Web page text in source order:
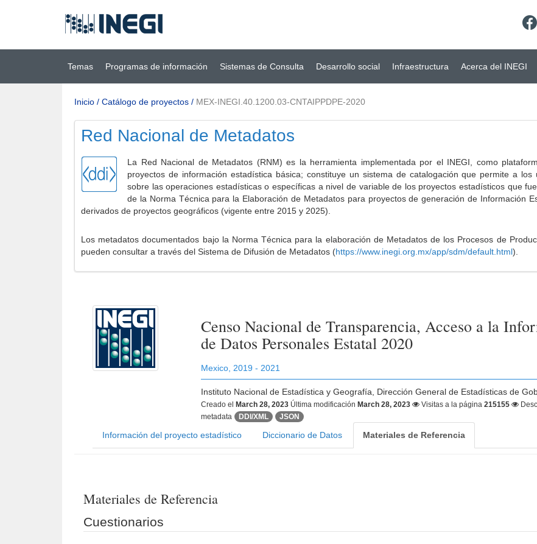
principal
(INEGI)
Temas Programas de información Sistemas de Consulta Desarrollo social Infraestructura Acerca del INEGI
Inicio / Catálogo de proyectos / MEX-INEGI.40.1200.03-CNTAIPPDPE-2020
Red Nacional de Metadatos
La Red Nacional de Metadatos (RNM) es la herramienta implementada por el INEGI, como
proyectos de información estadística básica; constituye un sistema de catalogación que permite a
sobre las operaciones estadísticas o específicas a nivel de variable de los proyectos estadísticos que
de la Norma Técnica para la Elaboración de Metadatos para proyectos de generación de Información
derivados de proyectos geográficos (vigente entre 2015 y 2025).
Los metadatos documentados bajo la Norma Técnica para la elaboración de Metadatos de los Procesos de
pueden consultar a través del Sistema de Difusión de Metadatos (https://www.inegi.org.mx/app/sdm/default.html).
Censo Nacional de Transparencia, Acceso a la
de Datos Personales Estatal 2020
Mexico 2019 - 2021
Instituto Nacional de Estadística y Geografía, Dirección General de Estadísticas de
Creado el March 28, 2023 Última modificación March 28, 2023 Visitas a la página215155
metadata
DDI/XML JSON
Información del proyecto estadístico Diccionario de Datos Materiales de Referencia
Materiales de Referencia
Cuestionarios